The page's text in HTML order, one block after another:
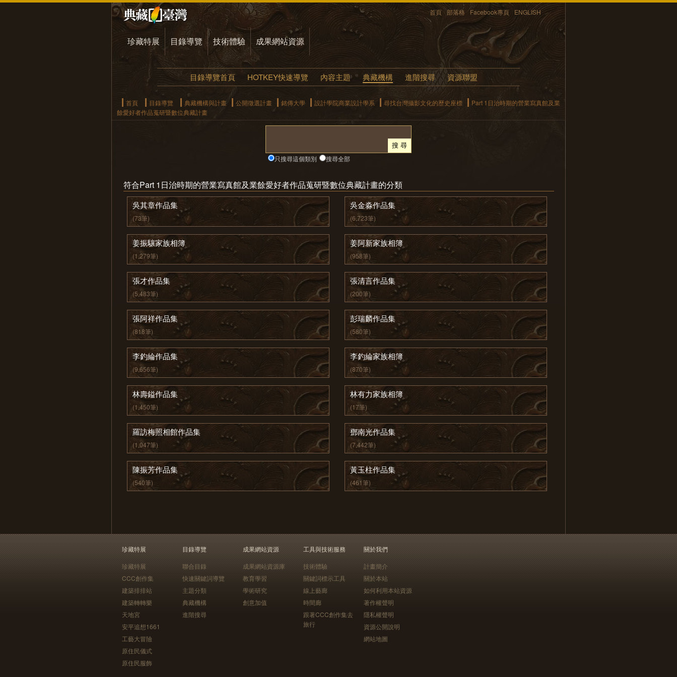
首頁 部落格 Facebook專頁 ENGLISH
珍藏特展 目錄導覽 技術體驗 成果網站資源
目錄導覽首頁 HOTKEY快速導覽 內容主題 典藏機構 進階搜尋 資源聯盟
首頁 目錄導覽 典藏機構與計畫 公開徵選計畫 銘傳大學 設計學院商業設計學系 尋找台灣攝影文化的歷史座標
Part 1日治時期的營業寫真館及業
餘愛好者作品蒐研暨數位典藏計畫
只搜尋這個類別 搜尋全部
符合Part 1日治時期的營業寫真館及業餘愛好者作品蒐研暨數位典藏計畫的分類
吳其章作品集
(73筆)
吳金淼作品集
(6,723筆)
姜振驤家族相簿
(1,279筆)
姜阿新家族相簿
(958筆)
張才作品集
(5,483筆)
張清言作品集
(200筆)
張阿祥作品集
(818筆)
彭瑞麟作品集
(580筆)
李釣綸作品集
(9,656筆)
李釣綸家族相簿
(870筆)
林壽鎰作品集
(1,450筆)
林有力家族相簿
(17筆)
羅訪梅照相館作品集
(1,047筆)
鄧南光作品集
(7,442筆)
陳振芳作品集
(540筆)
黃玉柱作品集
(461筆)
珍藏特展
珍藏特展
CCC創作集
建築排排站
建築轉轉樂
天地宮
安平追想1661
工藝大冒險
原住民儀式
原住民服飾
目錄導覽
聯合目錄
快速關鍵詞導覽
主題分類
典藏機構
進階搜尋
成果網站資源
成果網站資源庫
教育學習
學術研究
創意加值
工具與技術服務
技術體驗
關鍵詞標示工具
線上藝廊
時間廊
跟著CCC創作集去
旅行
關於我們
計畫簡介
關於本站
如何利用本站資源
著作權聲明
隱私權聲明
資源公開說明
網站地圖